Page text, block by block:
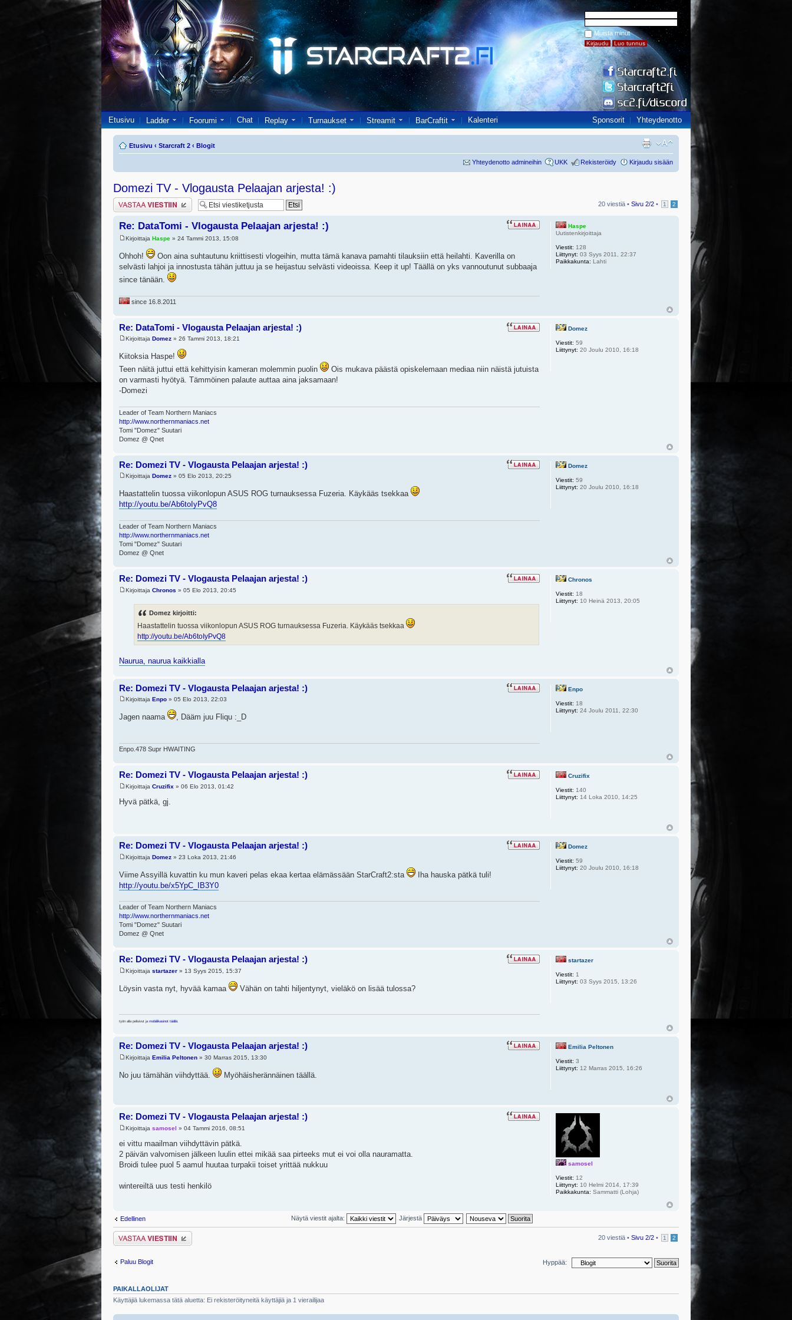
Muista minut
Etusivu Ladder Foorumi Chat Replay Turnaukset Streamit BarCraftit Kalenteri Sponsorit Yhteydenotto
Etusivu ‹ Starcraft 2 ‹ Blogit
Yhteydenotto admineihin UKK Rekisteröidy Kirjaudu sisään
Domezi TV - Vlogausta Pelaajan arjesta! :)
Lähetä vastaus 20 viestiä • Sivu 2/2 • 1 2
Re: DataTomi - Vlogausta Pelaajan arjesta! :)
Kirjoittaja Haspe » 24 Tammi 2013, 15:08
Ohhoh!
Oon aina suhtautunu kriittisesti vlogeihin, mutta tämä kanava pamahti tilauksiin että heilahti. Kaverilla on
selvästi lahjoi ja innostusta tähän juttuu ja se heijastuu selvästi videoissa. Keep it up! Täällä on yks vannoutunut subbaaja
since tänään.
since 16.8.2011
Haspe
Uutistenkirjoittaja
Viestit: 128
Liittynyt: 03 Syys 2011, 22:37
Paikkakunta: Lahti
Re: DataTomi - Vlogausta Pelaajan arjesta! :)
Kirjoittaja Domez » 26 Tammi 2013, 18:21
Kiitoksia Haspe!
Teen näitä juttui että kehittyisin kameran molemmin puolin
Ois mukava päästä opiskelemaan mediaa niin näistä jutuista
on varmasti hyötyä. Tämmöinen palaute auttaa aina jaksamaan!
-Domezi
Leader of Team Northern Maniacs
http://www.northernmaniacs.net
Tomi "Domez" Suutari
Domez @ Qnet
Domez
Viestit: 59
Liittynyt: 20 Joulu 2010, 16:18
Re: Domezi TV - Vlogausta Pelaajan arjesta! :)
Kirjoittaja Domez » 05 Elo 2013, 20:25
Haastattelin tuossa viikonlopun ASUS ROG turnauksessa Fuzeria. Käykääs tsekkaa
http://youtu.be/Ab6toIyPvQ8
Leader of Team Northern Maniacs
http://www.northernmaniacs.net
Tomi "Domez" Suutari
Domez @ Qnet
Domez
Viestit: 59
Liittynyt: 20 Joulu 2010, 16:18
Re: Domezi TV - Vlogausta Pelaajan arjesta! :)
Kirjoittaja Chronos » 05 Elo 2013, 20:45
Domez kirjoitti:
Haastattelin tuossa viikonlopun ASUS ROG turnauksessa Fuzeria. Käykääs tsekkaa
http://youtu.be/Ab6toIyPvQ8
Naurua, naurua kaikkialla
Chronos
Viestit: 18
Liittynyt: 10 Heinä 2013, 20:05
Re: Domezi TV - Vlogausta Pelaajan arjesta! :)
Kirjoittaja Enpo » 05 Elo 2013, 22:03
Jagen naama , Dääm juu Fliqu :_D
Enpo.478 Supr HWAITING
Enpo
Viestit: 18
Liittynyt: 24 Joulu 2011, 22:30
Re: Domezi TV - Vlogausta Pelaajan arjesta! :)
Kirjoittaja Cruzifix » 06 Elo 2013, 01:42
Hyvä pätkä, gj.
Cruzifix
Viestit: 140
Liittynyt: 14 Loka 2010, 14:25
Re: Domezi TV - Vlogausta Pelaajan arjesta! :)
Kirjoittaja Domez » 23 Loka 2013, 21:46
Viime Assyillä kuvattin ku mun kaveri pelas ekaa kertaa elämässään StarCraft2:sta
Iha hauska pätkä tuli!
http://youtu.be/x5YpC_IB3Y0
Leader of Team Northern Maniacs
http://www.northernmaniacs.net
Tomi "Domez" Suutari
Domez @ Qnet
Domez
Viestit: 59
Liittynyt: 20 Joulu 2010, 16:18
Re: Domezi TV - Vlogausta Pelaajan arjesta! :)
Kirjoittaja startazer » 13 Syys 2015, 15:37
Löysin vasta nyt, hyvää kamaa Vähän on tahti hiljentynyt, vieläkö on lisää tulossa?
työn alla pelisivut ja mobiilikasinot täällä.
startazer
Viestit: 1
Liittynyt: 03 Syys 2015, 13:26
Re: Domezi TV - Vlogausta Pelaajan arjesta! :)
Kirjoittaja Emilia Peltonen » 30 Marras 2015, 13:30
No juu tämähän viihdyttää. Myöhäisherännäinen täällä.
Emilia Peltonen
Viestit: 3
Liittynyt: 12 Marras 2015, 16:26
Re: Domezi TV - Vlogausta Pelaajan arjesta! :)
Kirjoittaja samosel » 04 Tammi 2016, 08:51
ei vittu maailman viihdyttävin pätkä.
2 päivän valvomisen jälkeen luulin ettei mikää saa pirteeks mut ei voi olla nauramatta.
Broidi tulee puol 5 aamul huutaa turpakii toiset yrittää nukkuu
wintereiltä uus testi henkilö
samosel
Viestit: 12
Liittynyt: 10 Helmi 2014, 17:39
Paikkakunta: Sammatti (Lohja)
Edellinen Näytä viestit ajalta: Järjestä
Lähetä vastaus 20 viestiä • Sivu 2/2 • 1 2
Paluu Blogit Hyppää:
PAIKALLAOLIJAT
Käyttäjiä lukemassa tätä aluetta: Ei rekisteröityneitä käyttäjiä ja 1 vierailijaa